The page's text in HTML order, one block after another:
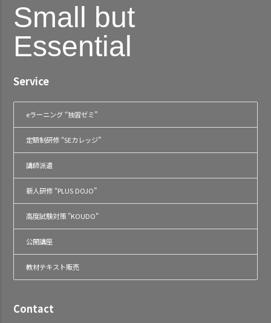
Small but
Essential
Service
eラーニング “独習ゼミ”
定額制研修 “SEカレッジ”
講師派遣
新人研修 “PLUS DOJO”
高度試験対策 "KOUDO"
公開講座
教材テキスト販売
Contact